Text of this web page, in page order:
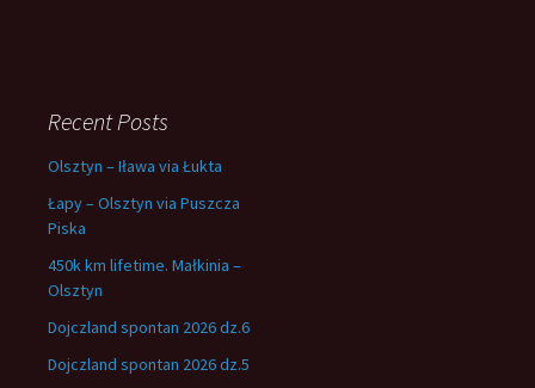
Recent Posts
Olsztyn – Iława via Łukta
Łapy – Olsztyn via Puszcza
Piska
450k km lifetime. Małkinia –
Olsztyn
Dojczland spontan 2026 dz.6
Dojczland spontan 2026 dz.5